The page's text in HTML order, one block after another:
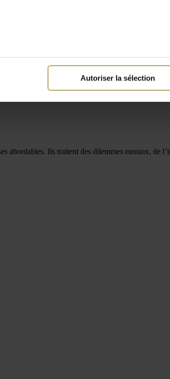
Autoriser la sélection
abordables. Ils traitent des dilemmes moraux, de